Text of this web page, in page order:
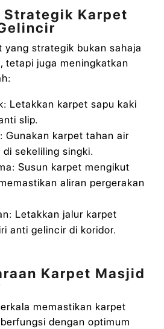
Strategik Karpet
yang strategik bukan sahaja
tetapi juga meningkatkan
Letakkan karpet sapu kaki
slip.
Gunakan karpet tahan air
sekeliling singki.
Susun karpet mengikut
aliran pergerakan
Letakkan jalur karpet
anti gelincir di koridor.
Karpet Masjid
memastikan karpet
dengan optimum